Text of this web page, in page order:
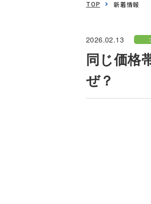
TOP 新着情報
2026.02.13
同じ価格
ぜ？